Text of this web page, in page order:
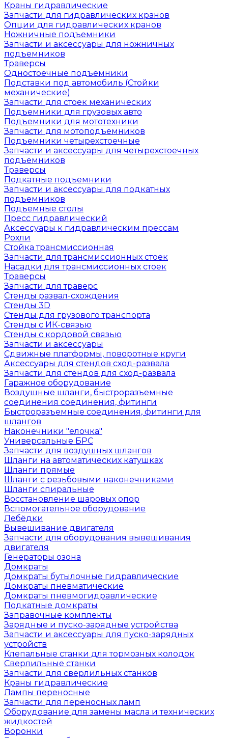
Краны гидравлические
Запчасти для гидравлических кранов
Опции для гидравлических кранов
Ножничные подъемники
Запчасти и аксессуары для ножничных
подъемников
Траверсы
Одностоечные подъемники
Подставки под автомобиль (Стойки
механические)
Запчасти для стоек механических
Подъемники для грузовых авто
Подъемники для мототехники
Запчасти для мотоподъемников
Подъемники четырехстоечные
Запчасти и аксессуары для четырехстоечных
подъемников
Траверсы
Подкатные подъемники
Запчасти и аксессуары для подкатных
подъемников
Подъемные столы
Пресс гидравлический
Аксессуары к гидравлическим прессам
Рохли
Стойка трансмиссионная
Запчасти для трансмиссионных стоек
Насадки для трансмиссионных стоек
Траверсы
Запчасти для траверс
Стенды развал-схождения
Стенды 3D
Стенды для грузового транспорта
Стенды с ИК-связью
Стенды с кордовой связью
Запчасти и аксессуары
Сдвижные платформы, поворотные круги
Аксессуары для стендов сход-развала
Запчасти для стендов для сход-развала
Гаражное оборудование
Воздушные шланги, быстроразъемные
соединения соединения, фитинги
Быстроразъемные соединения, фитинги для
шлангов
Наконечники "елочка"
Универсальные БРС
Запчасти для воздушных шлангов
Шланги на автоматических катушках
Шланги прямые
Шланги с резьбовыми наконечниками
Шланги спиральные
Восстановление шаровых опор
Вспомогательное оборудование
Лебёдки
Вывешивание двигателя
Запчасти для оборудования вывешивания
двигателя
Генераторы озона
Домкраты
Домкраты бутылочные гидравлические
Домкраты пневматические
Домкраты пневмогидравлические
Подкатные домкраты
Заправочные комплекты
Зарядные и пуско-зарядные устройства
Запчасти и аксессуары для пуско-зарядных
устройств
Клепальные станки для тормозных колодок
Сверлильные станки
Запчасти для сверлильных станков
Краны гидравлические
Лампы переносные
Запчасти для переносных ламп
Оборудование для замены масла и технических
жидкостей
Воронки